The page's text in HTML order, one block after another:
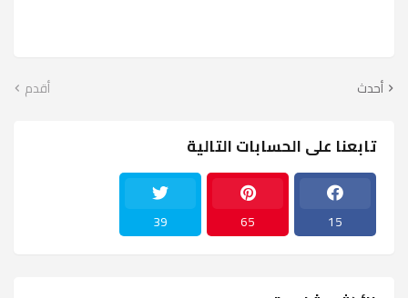
أحدث أقدم
تابعنا على الحسابات التالية
15
65
39